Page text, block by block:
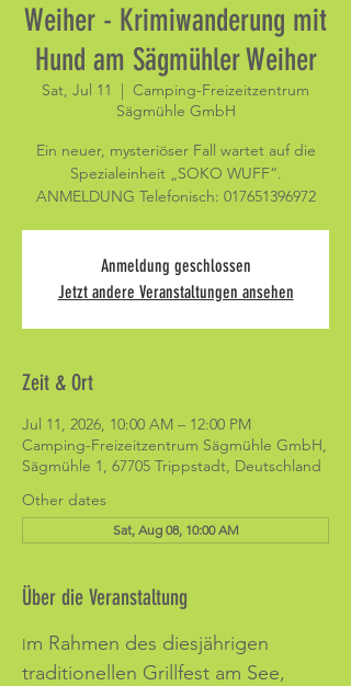
Weiher - Krimiwanderung mit
Hund am Sägmühler Weiher
Sat, Jul 11
  |
Camping-Freizeitzentrum
Sägmühle GmbH
Ein neuer, mysteriöser Fall wartet auf die
Spezialeinheit „SOKO WUFF“.
ANMELDUNG Telefonisch: 017651396972
Anmeldung geschlossen
Jetzt andere Veranstaltungen ansehen
Zeit & Ort
Jul 11, 2026, 10:00 AM – 12:00 PM
Camping-Freizeitzentrum Sägmühle GmbH,
Sägmühle 1, 67705 Trippstadt, Deutschland
Other dates
Sat, Aug 08, 10:00 AM
Über die Veranstaltung
Im Rahmen des diesjährigen
traditionellen Grillfest am See,